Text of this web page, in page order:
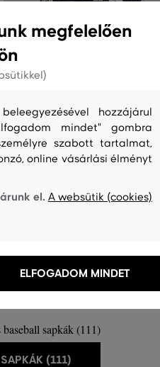
AKCIÓ -50%
KALAP GANT PALM LEI PRINTED
HAT
23
11
S/M, L/XL
baseball sapkák (111)
(111)
megfelelően
hozzájárul
mindet" gombra
szabott tartalmat,
online vásárlási élményt
el. A websütik (cookies)
ELFOGADOM MINDET